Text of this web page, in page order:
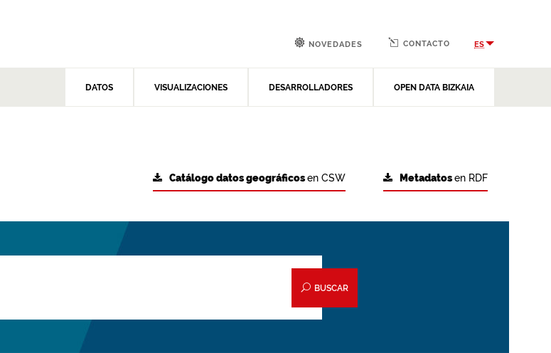
DATOS VISUALIZACIONES DESARROLLADORES OPEN DATA BIZKAIA
NOVEDADES CONTACTO ES
Metadatosen RDF
Catálogo datos geográficosen CSW
BUSCAR